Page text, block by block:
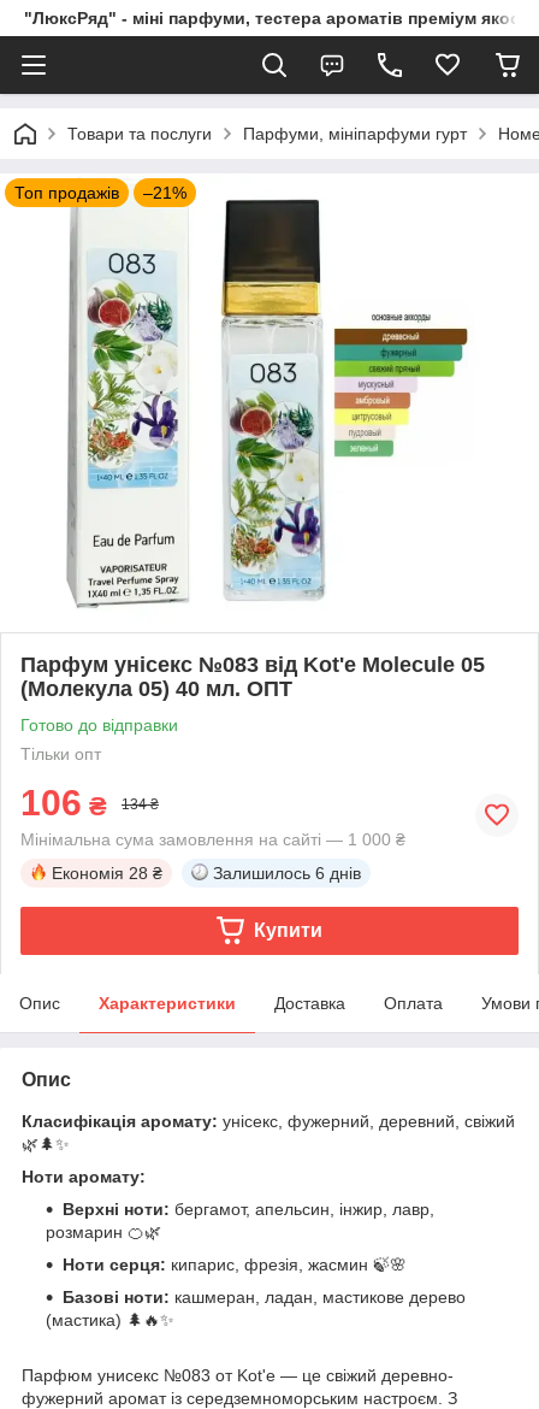
"ЛюксРяд" - міні парфуми, тестера ароматів преміум
Товари та послуги Парфуми, мініпарфуми гурт
Топ продажів –21%
Парфум унісекс №083 від Kot'e Molecule 05
(Молекула 05) 40 мл. ОПТ
Готово до відправки
Тільки опт
106 ₴ 134 ₴
Мінімальна сума замовлення на сайті — 1 000 ₴
Економія 28 ₴ Залишилось 6 днів
Купити
Опис Характеристики Доставка Оплата Умови
Опис
Класифікація аромату: унісекс, фужерний, деревний, свіжий
🌿🌲✨
Ноти аромату:
Верхні ноти: бергамот, апельсин, інжир, лавр,
розмарин 🍊🌿
Ноти серця: кипарис, фрезія, жасмин 🍃🌸
Базові ноти: кашмеран, ладан, мастикове дерево
(мастика) 🌲🔥✨
Парфюм унисекс №083 от Kot'e — це свіжий деревно-
фужерний аромат із середземноморським настроєм. З